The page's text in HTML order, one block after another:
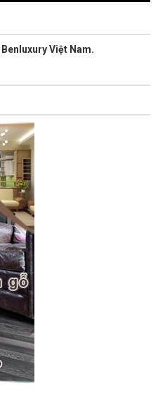
Benluxury Việt Nam.